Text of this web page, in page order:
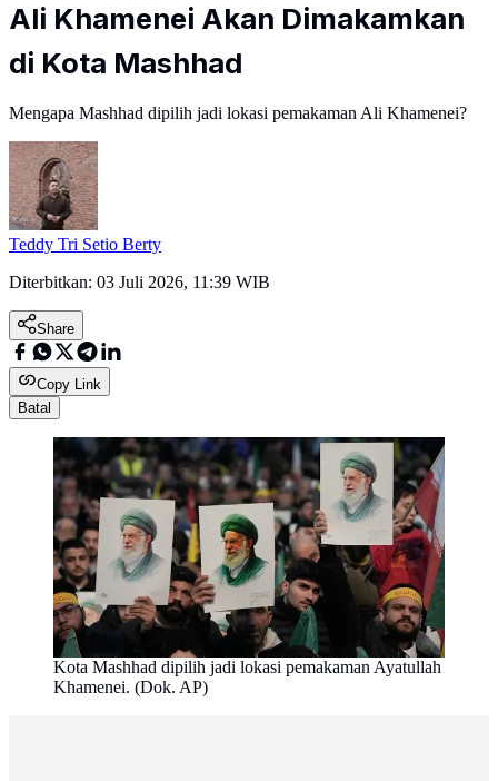
Ali Khamenei Akan Dimakamkan
di Kota Mashhad
Mengapa Mashhad dipilih jadi lokasi pemakaman Ali Khamenei?
Teddy Tri Setio Berty
Diterbitkan: 03 Juli 2026, 11:39 WIB
Share
Copy Link
Batal
Kota Mashhad dipilih jadi lokasi pemakaman Ayatullah
Khamenei. (Dok. AP)